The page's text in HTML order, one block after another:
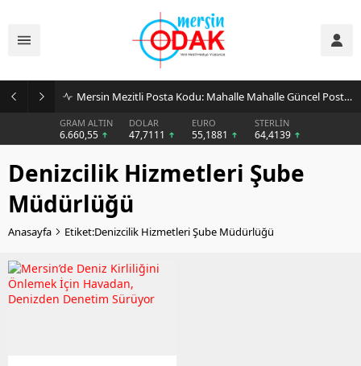
Mersin Mezitli Posta Kodu: Mahalle Mahalle Güncel Posta Kodu Rehberi
GRAM ALTIN
6.660,55
DOLAR
47,7111
EURO
55,1881
STERLİN
64,4139
Denizcilik Hizmetleri Şube
Müdürlüğü
Anasayfa Etiket:Denizcilik Hizmetleri Şube Müdürlüğü